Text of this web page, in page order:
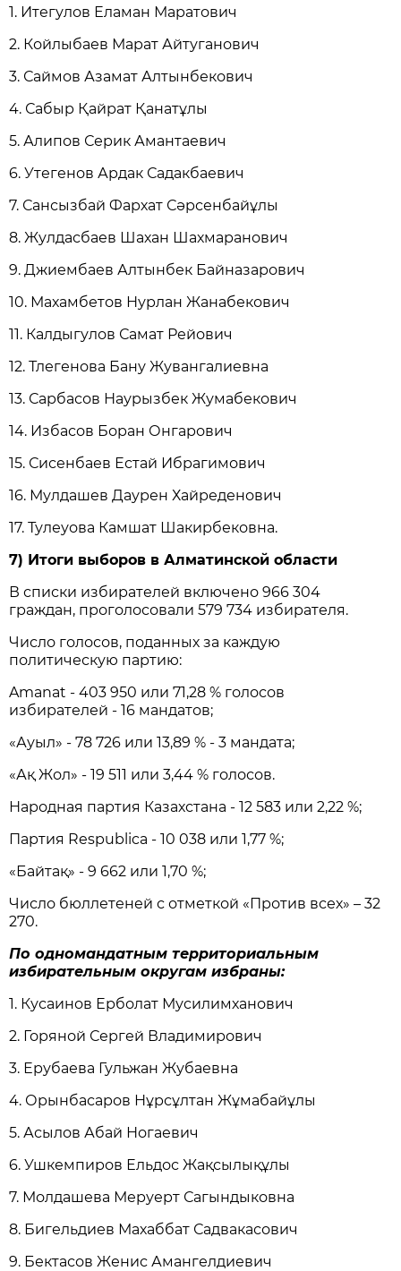
1. Итегулов Еламан Маратович
2. Койлыбаев Марат Айтуганович
3. Саймов Азамат Алтынбекович
4. Сабыр Қайрат Қанатұлы
5. Алипов Серик Амантаевич
6. Утегенов Ардак Садакбаевич
7. Сансызбай Фархат Сәрсенбайұлы
8. Жулдасбаев Шахан Шахмаранович
9. Джиембаев Алтынбек Байназарович
10. Махамбетов Нурлан Жанабекович
11. Калдыгулов Самат Рейович
12. Тлегенова Бану Жувангалиевна
13. Сарбасов Наурызбек Жумабекович
14. Избасов Боран Онгарович
15. Сисенбаев Естай Ибрагимович
16. Мулдашев Даурен Хайреденович
17. Тулеуова Камшат Шакирбековна.
7) Итоги выборов в Алматинской области
В списки избирателей включено 966 304
граждан, проголосовали 579 734 избирателя.
Число голосов, поданных за каждую
политическую партию:
Amanat - 403 950 или 71,28 % голосов
избирателей - 16 мандатов;
«Ауыл» - 78 726 или 13,89 % - 3 мандата;
«Ақ Жол» - 19 511 или 3,44 % голосов.
Народная партия Казахстана - 12 583 или 2,22 %;
Партия Respublica - 10 038 или 1,77 %;
«Байтақ» - 9 662 или 1,70 %;
Число бюллетеней с отметкой «Против всех» – 32
270.
По одномандатным территориальным
избирательным округам избраны:
1. Кусаинов Ерболат Мусилимханович
2. Горяной Сергей Владимирович
3. Ерубаева Гульжан Жубаевна
4. Орынбасаров Нұрсұлтан Жұмабайұлы
5. Асылов Абай Ногаевич
6. Ушкемпиров Ельдос Жақсылықұлы
7. Молдашева Меруерт Сагындыковна
8. Бигельдиев Махаббат Садвакасович
9. Бектасов Женис Амангелдиевич